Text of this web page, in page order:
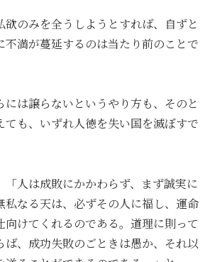
のみを全うしようとすれば、自ずと
不満が蔓延するのは当たり前のことで
には譲らないというやり方も、そのと
ても、いずれ人徳を失い国を滅ぼすで
「人は成敗にかかわらず、まず誠実に
私なる天は、必ずその人に福し、運命
向けてくれるのである。道理に則って
ば、成功失敗のごときは愚か、それ以